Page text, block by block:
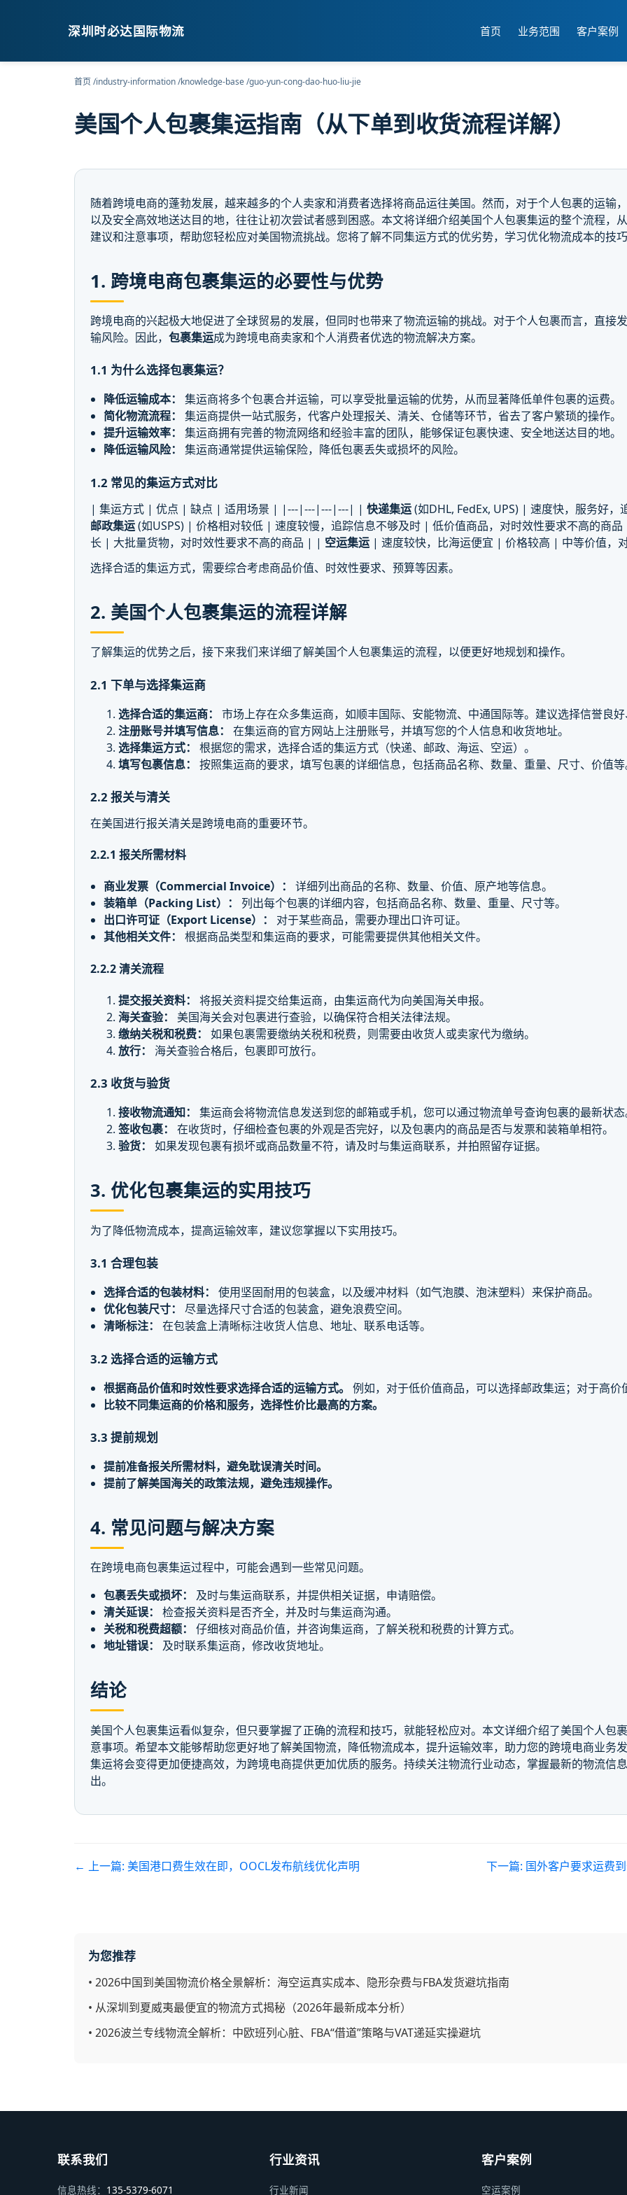
深圳时必达国际物流 首页 业务范围 客户案例
首页/industry-information/knowledge-base/guo-yun-cong-dao-huo-liu-jie
美国个人包裹集运指南（从下单到收货流程详解）
随着跨境电商的蓬勃发展，越来越多的个人卖家和消费者选择将商品运往美国。然而，对于个人包裹的运输
以及安全高效地送达目的地，往往让初次尝试者感到困惑。本文将详细介绍美国个人包裹集运的整个流程，
建议和注意事项，帮助您轻松应对美国物流挑战。您将了解不同集运方式的优劣势，学习优化物流成本的技
1. 跨境电商包裹集运的必要性与优势
跨境电商的兴起极大地促进了全球贸易的发展，但同时也带来了物流运输的挑战。对于个人包裹而言，直接
输风险。因此，包裹集运成为跨境电商卖家和个人消费者优选的物流解决方案。
1.1 为什么选择包裹集运？
降低运输成本：
集运商将多个包裹合并运输，可以享受批量运输的优势，从而显著降低单件包裹的运费。
简化物流流程：
集运商提供一站式服务，代客户处理报关、清关、仓储等环节，省去了客户繁琐的操作。
提升运输效率：
集运商拥有完善的物流网络和经验丰富的团队，能够保证包裹快速、安全地送达目的地。
降低运输风险：
集运商通常提供运输保险，降低包裹丢失或损坏的风险。
1.2 常见的集运方式对比
| 集运方式 | 优点 | 缺点 | 适用场景 | |---|---|---|---| |快递集运(如DHL, FedEx, UPS) | 速度快，服务好
邮政集运(如USPS) | 价格相对较低 | 速度较慢，追踪信息不够及时 | 低价值商品，对时效性要求不高的商
长 | 大批量货物，对时效性要求不高的商品 | | 空运集运 | 速度较快，比海运便宜 | 价格较高 | 中等价值，
选择合适的集运方式，需要综合考虑商品价值、时效性要求、预算等因素。
2. 美国个人包裹集运的流程详解
了解集运的优势之后，接下来我们来详细了解美国个人包裹集运的流程，以便更好地规划和操作。
2.1 下单与选择集运商
选择合适的集运商：
市场上存在众多集运商，如顺丰国际、安能物流、中通国际等。建议选择信誉良
注册账号并填写信息：
在集运商的官方网站上注册账号，并填写您的个人信息和收货地址。
选择集运方式：
根据您的需求，选择合适的集运方式（快递、邮政、海运、空运）。
填写包裹信息：
按照集运商的要求，填写包裹的详细信息，包括商品名称、数量、重量、尺寸、价值
2.2 报关与清关
在美国进行报关清关是跨境电商的重要环节。
2.2.1 报关所需材料
商业发票（Commercial Invoice）：
详细列出商品的名称、数量、价值、原产地等信息。
装箱单（Packing List）：
列出每个包裹的详细内容，包括商品名称、数量、重量、尺寸等。
出口许可证（Export License）：
对于某些商品，需要办理出口许可证。
其他相关文件：
根据商品类型和集运商的要求，可能需要提供其他相关文件。
2.2.2 清关流程
提交报关资料：
将报关资料提交给集运商，由集运商代为向美国海关申报。
海关查验：
美国海关会对包裹进行查验，以确保符合相关法律法规。
缴纳关税和税费：
如果包裹需要缴纳关税和税费，则需要由收货人或卖家代为缴纳。
放行：
海关查验合格后，包裹即可放行。
2.3 收货与验货
接收物流通知：
集运商会将物流信息发送到您的邮箱或手机，您可以通过物流单号查询包裹的最新状
签收包裹：
在收货时，仔细检查包裹的外观是否完好，以及包裹内的商品是否与发票和装箱单相符。
验货：
如果发现包裹有损坏或商品数量不符，请及时与集运商联系，并拍照留存证据。
3. 优化包裹集运的实用技巧
为了降低物流成本，提高运输效率，建议您掌握以下实用技巧。
3.1 合理包装
选择合适的包装材料：
使用坚固耐用的包装盒，以及缓冲材料（如气泡膜、泡沫塑料）来保护商品。
优化包装尺寸：
尽量选择尺寸合适的包装盒，避免浪费空间。
清晰标注：
在包装盒上清晰标注收货人信息、地址、联系电话等。
3.2 选择合适的运输方式
根据商品价值和时效性要求选择合适的运输方式。 例如，对于低价值商品，可以选择邮政集运；对于高
比较不同集运商的价格和服务，选择性价比最高的方案。
3.3 提前规划
提前准备报关所需材料，避免耽误清关时间。
提前了解美国海关的政策法规，避免违规操作。
4. 常见问题与解决方案
在跨境电商包裹集运过程中，可能会遇到一些常见问题。
包裹丢失或损坏：
及时与集运商联系，并提供相关证据，申请赔偿。
清关延误：
检查报关资料是否齐全，并及时与集运商沟通。
关税和税费超额：
仔细核对商品价值，并咨询集运商，了解关税和税费的计算方式。
地址错误：
及时联系集运商，修改收货地址。
结论
美国个人包裹集运看似复杂，但只要掌握了正确的流程和技巧，就能轻松应对。本文详细介绍了美国个人包
意事项。希望本文能够帮助您更好地了解美国物流，降低物流成本，提升运输效率，助力您的跨境电商业务
集运将会变得更加便捷高效，为跨境电商提供更加优质的服务。持续关注物流行业动态，掌握最新的物流信
出。
← 上一篇: 美国港口费生效在即，OOCL发布航线优化声明 下一篇: 国外客户要求运费
为您推荐
• 2026中国到美国物流价格全景解析：海空运真实成本、隐形杂费与FBA发货避坑指南
• 从深圳到夏威夷最便宜的物流方式揭秘（2026年最新成本分析）
• 2026波兰专线物流全解析：中欧班列心脏、FBA“借道”策略与VAT递延实操避坑
联系我们
信息热线： 135-5379-6071
行业资讯
行业新闻
客户案例
空运案例